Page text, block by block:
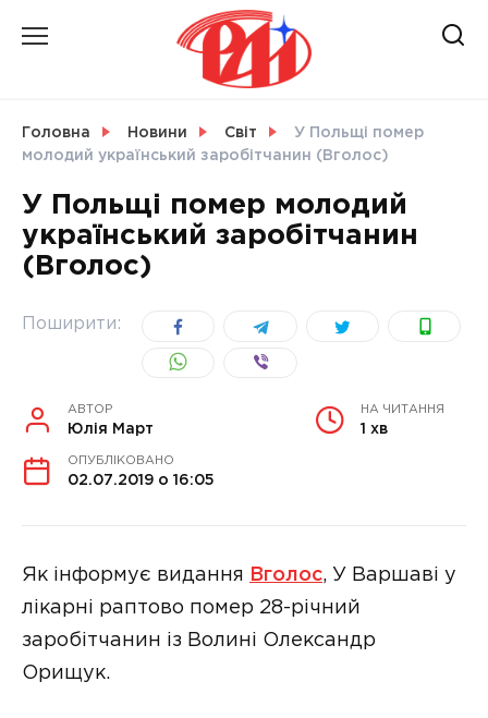
Головна Новини Світ
У Польщі помер
молодий український заробітчанин (Вголос)
У Польщі помер молодий
український заробітчанин
(Вголос)
Поширити:
АВТОР
Юлія Март
НА ЧИТАННЯ
1 хв
ОПУБЛІКОВАНО
02.07.2019 о 16:05
Як інформує видання Вголос, У Варшаві у
лікарні раптово помер 28-річний
заробітчанин із Волині Олександр
Орищук.